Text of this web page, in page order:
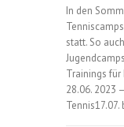
In den
statt. So
Trainings für
28.06. 2023